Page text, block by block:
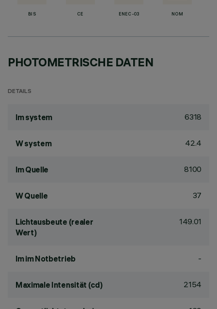
BIS CE ENEC-03 NOM
PHOTOMETRISCHE DATEN
DETAILS
lm system 6318
W system 42.4
lm Quelle 8100
W Quelle 37
Lichtausbeute (realer
Wert)
149.01
lm im Notbetrieb -
Maximale Intensität (cd) 2154